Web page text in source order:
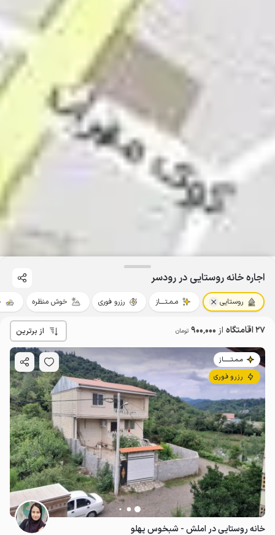
اجاره خانه روستایی در رودسر
روستایی مـمـتــــاز رزرو فوری خوش منظره
27 اقامتگاه از 900٬000 تومان از برترین
مـمـتــــــاز
رزرو فوری
خانه روستایی در املش - شبخوس پهلو